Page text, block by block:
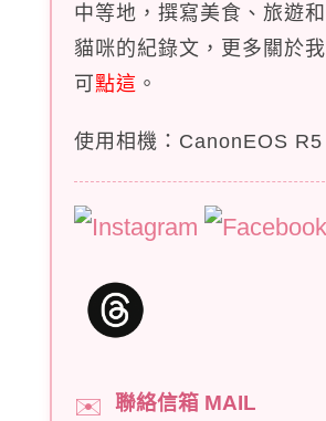
中等地，撰寫美食、旅遊和
貓咪的紀錄文，更多關於我
可點這 。
使用相機：CanonEOS R5
✉️
聯絡信箱 MAIL